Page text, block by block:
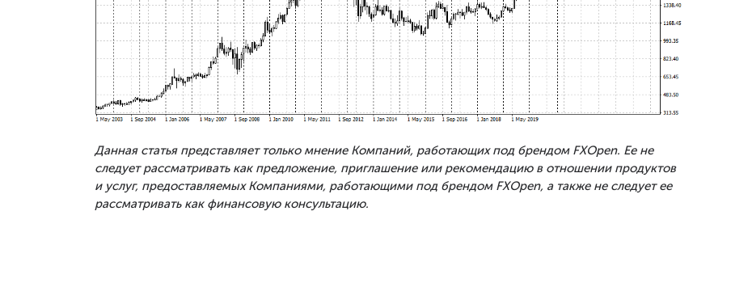
Данная статья представляет только мнение Компаний, работающих под брендом FXOpen. Ее не
следует рассматривать как предложение, приглашение или рекомендацию в отношении продуктов
и услуг, предоставляемых Компаниями, работающими под брендом FXOpen, а также не следует ее
рассматривать как финансовую консультацию.